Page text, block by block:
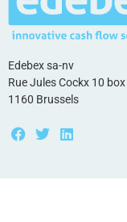
Edebex sa-nv
Rue Jules Cockx 10
1160 Brussels